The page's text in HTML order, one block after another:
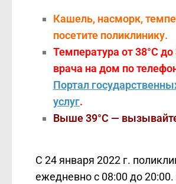
Кашель, насморк,
посетите поликлинику.
Температура от 38°C
врача на дом по
Портал
услуг.
Выше 39°C —
С 24 января 2022 г.
ежедневно с 08:00 до